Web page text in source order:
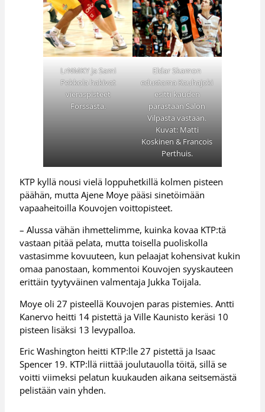
LrNMKY ja Sami
Pekkola hakivat
vieraspisteet
Forssasta.
Eldar Skamon
edustama Kauhajoki
esitti kauden
parastaan Salon
Vilpasta vastaan.
Kuvat: Matti
Koskinen & Francois
Perthuis.
KTP kyllä nousi vielä loppuhetkillä kolmen pisteen
päähän, mutta Ajene Moye pääsi sinetöimään
vapaaheitoilla Kouvojen voittopisteet.
– Alussa vähän ihmettelimme, kuinka kovaa KTP:tä
vastaan pitää pelata, mutta toisella puoliskolla
vastasimme kovuuteen, kun pelaajat kohensivat kukin
omaa panostaan, kommentoi Kouvojen syyskauteen
erittäin tyytyväinen valmentaja Jukka Toijala.
Moye oli 27 pisteellä Kouvojen paras pistemies. Antti
Kanervo heitti 14 pistettä ja Ville Kaunisto keräsi 10
pisteen lisäksi 13 levypalloa.
Eric Washington heitti KTP:lle 27 pistettä ja Isaac
Spencer 19. KTP:llä riittää joulutauolla töitä, sillä se
voitti viimeksi pelatun kuukauden aikana seitsemästä
pelistään vain yhden.